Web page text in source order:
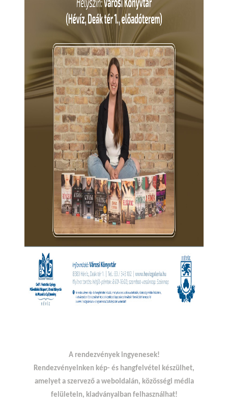
A rendezvények ingyenesek!
Rendezvényeinken kép- és hangfelvétel készülhet,
amelyet a szervező a weboldalán, közösségi média
felületein, kiadványaiban felhasználhat!